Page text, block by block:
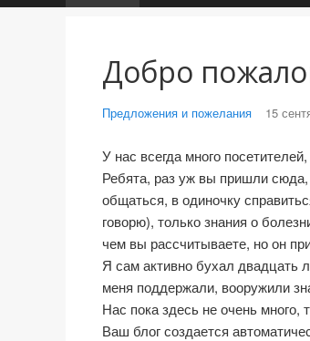
Добро
Предложения и пожелания 15
У нас всегда много
Ребята, раз уж вы пришли
общаться, в одиночку
говорю), только знания о
чем вы рассчитываете, но он
Я сам активно бухал двадцать
меня поддержали, вооружили
Нас пока здесь не очень
Ваш блог создается